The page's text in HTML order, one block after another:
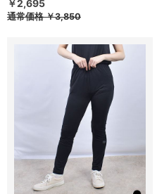
￥2,695
通常価格￥3,850